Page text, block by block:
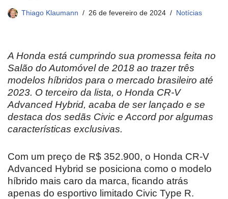
Thiago Klaumann 26 de fevereiro de 2024 Notícias
A Honda está cumprindo sua promessa feita no
Salão do Automóvel de 2018 ao trazer três
modelos híbridos para o mercado brasileiro até
2023. O terceiro da lista, o Honda CR-V
Advanced Hybrid, acaba de ser lançado e se
destaca dos sedãs Civic e Accord por algumas
características exclusivas.
Com um preço de R$ 352.900, o Honda CR-V
Advanced Hybrid se posiciona como o modelo
híbrido mais caro da marca, ficando atrás
apenas do esportivo limitado Civic Type R.